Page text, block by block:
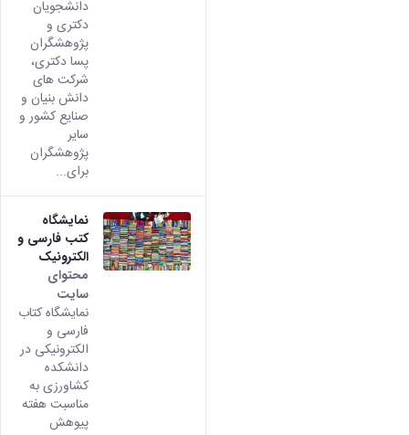
دانشجویان
دکتری و
پژوهشگران
پسا دکتری،
شرکت های
دانش بنیان و
صنایع کشور و
سایر
پژوهشگران
برای...
نمایشگاه
کتب فارسی و
الکترونیک
محتوای
سایت
نمایشگاه کتاب
فارسی و
الکترونیکی در
دانشکده
کشاورزی به
مناسبت هفته
پیوهش